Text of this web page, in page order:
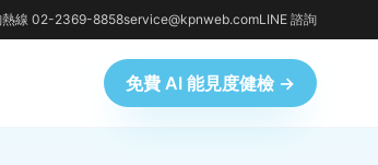
熱線 02-2369-8858service@kpnweb.comLINE 諮詢
免費 AI 能見度健檢 →